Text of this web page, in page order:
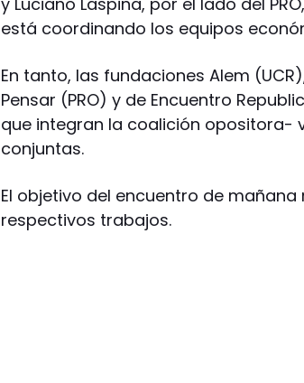
está coordinando los equipos
En tanto, las fundaciones Alem
Pensar (PRO) y de Encuentro
que integran la coalición opositora-
conjuntas.
El objetivo del encuentro de
respectivos trabajos.